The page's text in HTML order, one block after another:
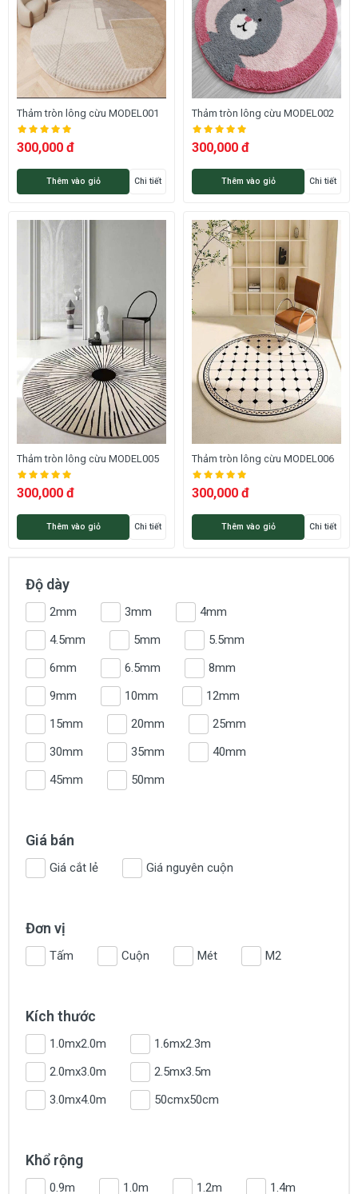
Thảm tròn lông cừu MODEL001
300,000 đ
Thêm vào giỏ Chi tiết
Thảm tròn lông cừu MODEL002
300,000 đ
Thêm vào giỏ Chi tiết
Thảm tròn lông cừu MODEL005
300,000 đ
Thêm vào giỏ Chi tiết
Thảm tròn lông cừu MODEL006
300,000 đ
Thêm vào giỏ Chi tiết
Độ dày
2mm 3mm
4mm
4.5mm
5mm
5.5mm
6mm
6.5mm
8mm
9mm
10mm
12mm
15mm
20mm
25mm
30mm
35mm
40mm
45mm
50mm
Giá bán
Giá cắt lẻ Giá nguyên cuộn
Đơn vị
Tấm Cuộn Mét M2
Kích thước
1.0mx2.0m
1.6mx2.3m
2.0mx3.0m
2.5mx3.5m
3.0mx4.0m
50cmx50cm
Khổ rộng
0.9m 1.0m 1.2m
1.4m